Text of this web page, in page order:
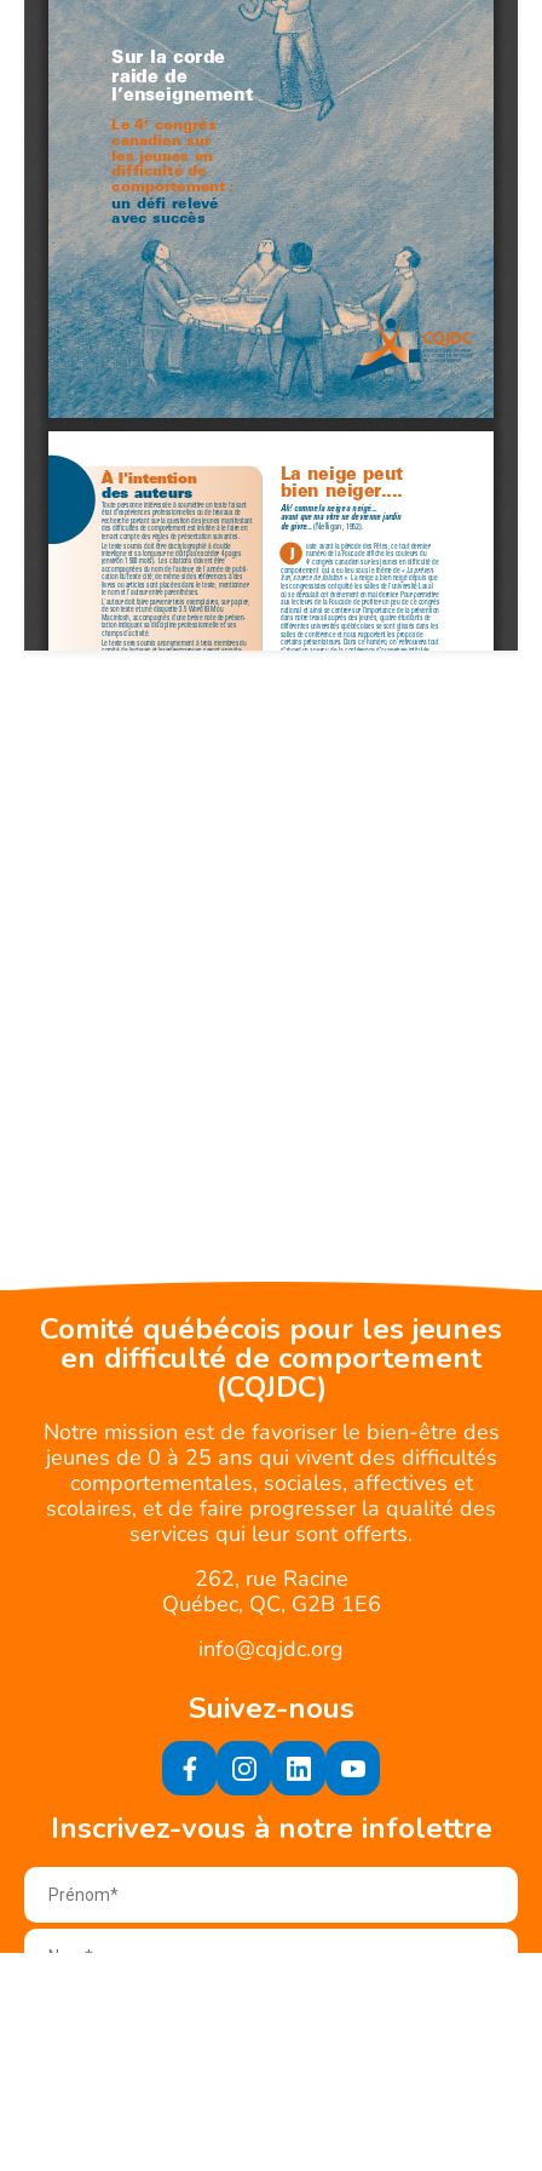
Comité québécois pour les jeunes
en difficulté de comportement
(CQJDC)
Notre mission est de favoriser le bien-être des
jeunes de 0 à 25 ans qui vivent des difficultés
comportementales, sociales, affectives et
scolaires, et de faire progresser la qualité des
services qui leur sont offerts.
262, rue Racine
Québec, QC, G2B 1E6
info@cqjdc.org
Suivez-nous
Inscrivez-vous à notre infolettre